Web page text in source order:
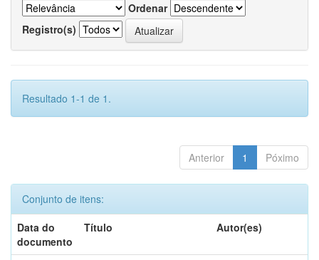
Ordenar
Registro(s)
Resultado 1-1 de 1.
Anterior 1 Póximo
Conjunto de itens:
Data do
documento
Título Autor(es)